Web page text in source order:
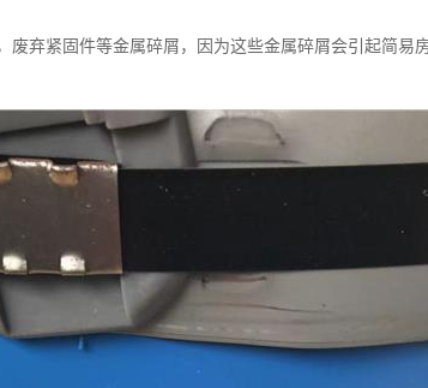
废弃紧固件等金属碎屑，因为这些金属碎屑会引起简易